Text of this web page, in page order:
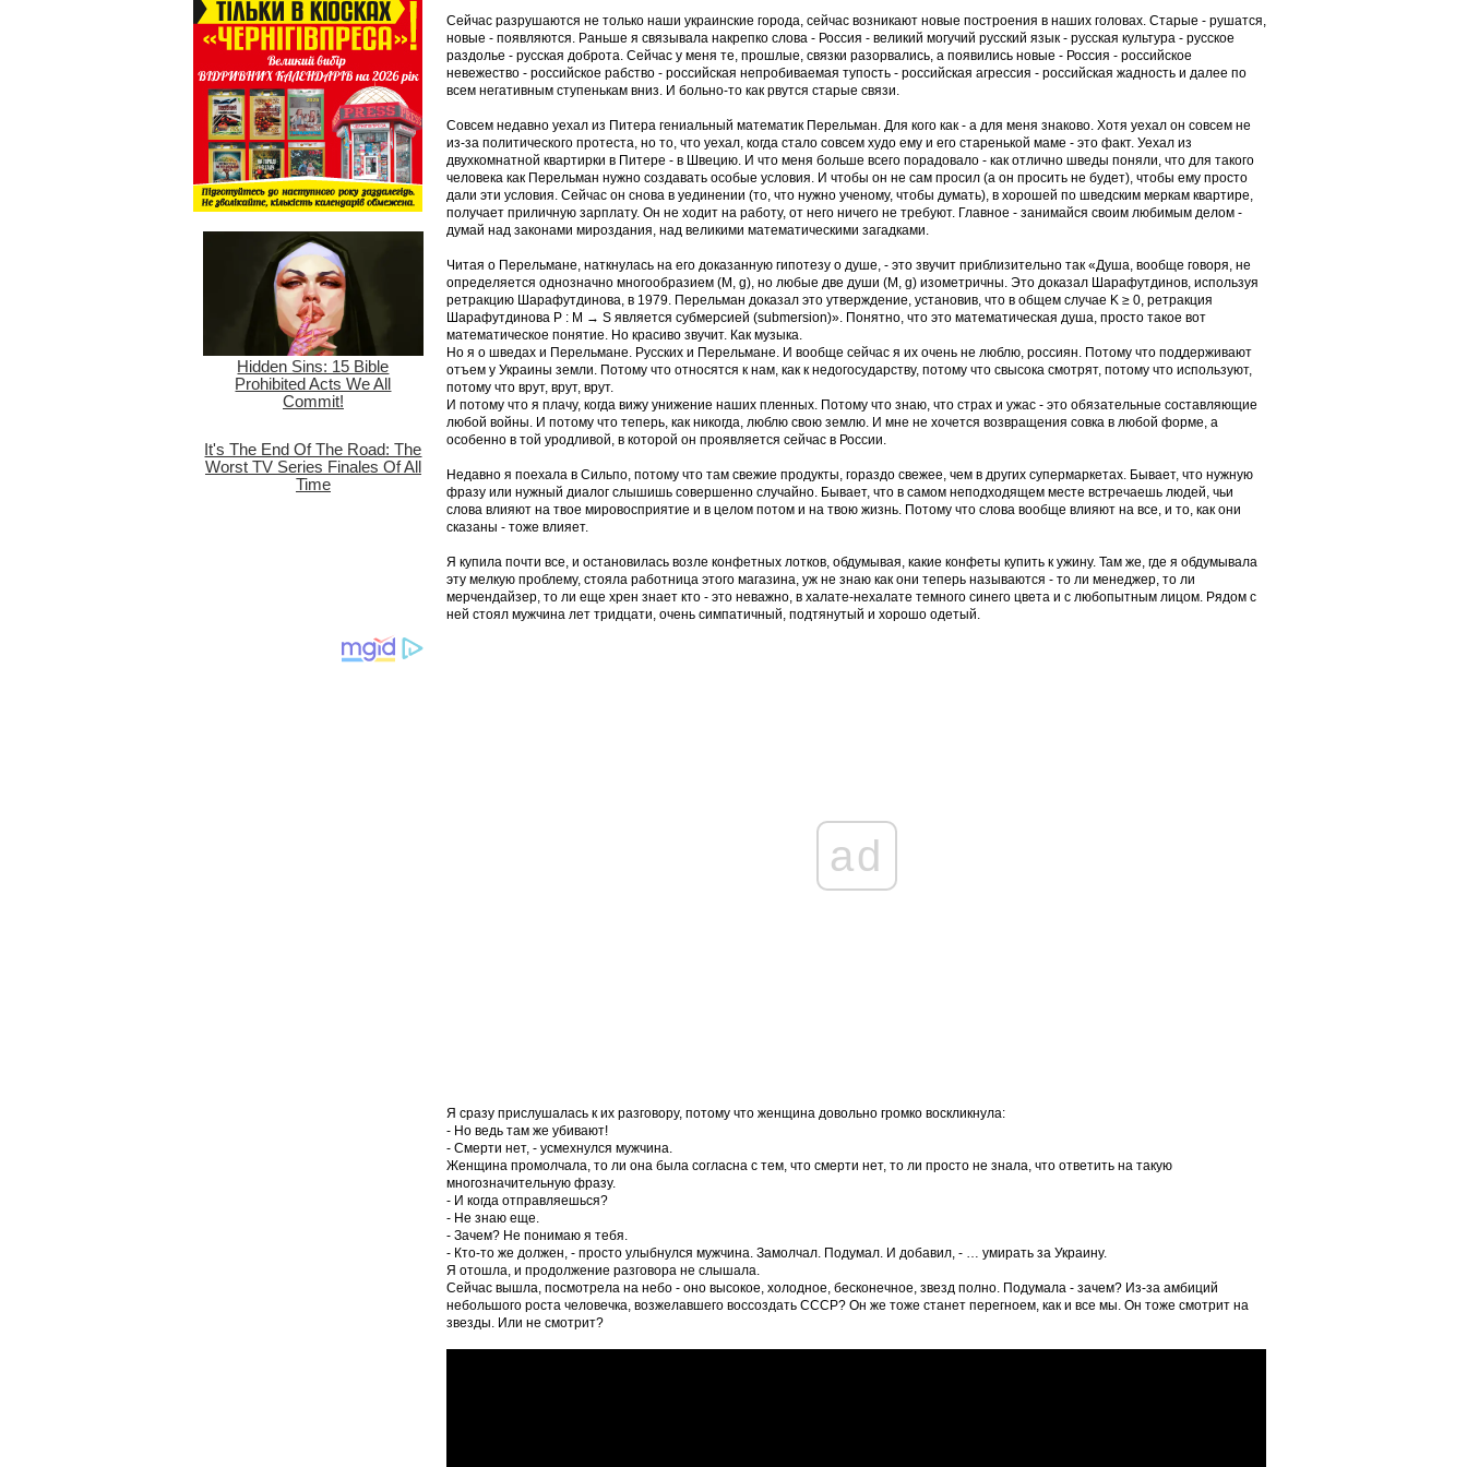
Сейчас разрушаются не только наши украинские города, сейчас возникают новые построения в наших головах. Старые - рушатся,
новые - появляются. Раньше я связывала накрепко слова - Россия - великий могучий русский язык - русская культура - русское
раздолье - русская доброта. Сейчас у меня те, прошлые, связки разорвались, а появились новые - Россия - российское
невежество - российское рабство - российская непробиваемая тупость - российская агрессия - российская жадность и далее по
всем негативным ступенькам вниз. И больно-то как рвутся старые связи.
Совсем недавно уехал из Питера гениальный математик Перельман. Для кого как - а для меня знаково. Хотя уехал он совсем не
из-за политического протеста, но то, что уехал, когда стало совсем худо ему и его старенькой маме - это факт. Уехал из
двухкомнатной квартирки в Питере - в Швецию. И что меня больше всего порадовало - как отлично шведы поняли, что для такого
человека как Перельман нужно создавать особые условия. И чтобы он не сам просил (а он просить не будет), чтобы ему просто
дали эти условия. Сейчас он снова в уединении (то, что нужно ученому, чтобы думать), в хорошей по шведским меркам квартире,
получает приличную зарплату. Он не ходит на работу, от него ничего не требуют. Главное - занимайся своим любимым делом -
думай над законами мироздания, над великими математическими загадками.
Читая о Перельмане, наткнулась на его доказанную гипотезу о душе, - это звучит приблизительно так «Душа, вообще говоря, не
определяется однозначно многообразием (M, g), но любые две души (M, g) изометричны. Это доказал Шарафутдинов, используя
ретракцию Шарафутдинова, в 1979. Перельман доказал это утверждение, установив, что в общем случае K ≥ 0, ретракция
Шарафутдинова P : M → S является субмерсией (submersion)». Понятно, что это математическая душа, просто такое вот
математическое понятие. Но красиво звучит. Как музыка.
Но я о шведах и Перельмане. Русских и Перельмане. И вообще сейчас я их очень не люблю, россиян. Потому что поддерживают
отъем у Украины земли. Потому что относятся к нам, как к недогосударству, потому что свысока смотрят, потому что используют,
потому что врут, врут, врут.
И потому что я плачу, когда вижу унижение наших пленных. Потому что знаю, что страх и ужас - это обязательные составляющие
любой войны. И потому что теперь, как никогда, люблю свою землю. И мне не хочется возвращения совка в любой форме, а
особенно в той уродливой, в которой он проявляется сейчас в России.
Недавно я поехала в Сильпо, потому что там свежие продукты, гораздо свежее, чем в других супермаркетах. Бывает, что нужную
фразу или нужный диалог слышишь совершенно случайно. Бывает, что в самом неподходящем месте встречаешь людей, чьи
слова влияют на твое мировосприятие и в целом потом и на твою жизнь. Потому что слова вообще влияют на все, и то, как они
сказаны - тоже влияет.
Я купила почти все, и остановилась возле конфетных лотков, обдумывая, какие конфеты купить к ужину. Там же, где я обдумывала
эту мелкую проблему, стояла работница этого магазина, уж не знаю как они теперь называются - то ли менеджер, то ли
мерчендайзер, то ли еще хрен знает кто - это неважно, в халате-нехалате темного синего цвета и с любопытным лицом. Рядом с
ней стоял мужчина лет тридцати, очень симпатичный, подтянутый и хорошо одетый.
ad
Я сразу прислушалась к их разговору, потому что женщина довольно громко воскликнула:
- Но ведь там же убивают!
- Смерти нет, - усмехнулся мужчина.
Женщина промолчала, то ли она была согласна с тем, что смерти нет, то ли просто не знала, что ответить на такую
многозначительную фразу.
- И когда отправляешься?
- Не знаю еще.
- Зачем? Не понимаю я тебя.
- Кто-то же должен, - просто улыбнулся мужчина. Замолчал. Подумал. И добавил, - … умирать за Украину.
Я отошла, и продолжение разговора не слышала.
Сейчас вышла, посмотрела на небо - оно высокое, холодное, бесконечное, звезд полно. Подумала - зачем? Из-за амбиций
небольшого роста человечка, возжелавшего воссоздать СССР? Он же тоже станет перегноем, как и все мы. Он тоже смотрит на
звезды. Или не смотрит?